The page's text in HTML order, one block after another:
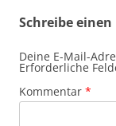
Schreibe
Deine E-Mail-
Erforderliche
Kommentar *